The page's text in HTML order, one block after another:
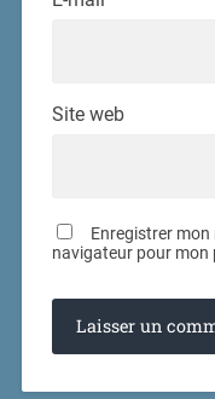
Site web
Enregistrer mon
navigateur pour mon